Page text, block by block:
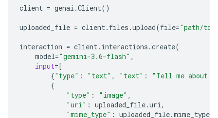
client = genai .Client()
uploaded_file = client. files .upload(file="path/to/
interaction = client. interactions .create(
model="gemini-3.6-flash" ,
input=[
{"type" : "text" , "text" :
"Tell me about
{
"type" : "image" ,
"uri" : uploaded_file.uri,
"mime_type" : uploaded_file.mime_type